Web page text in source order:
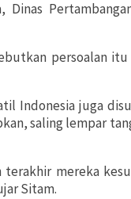
persoalan
Indonesia juga
saling lempar
terakhir mereka
Sitam.